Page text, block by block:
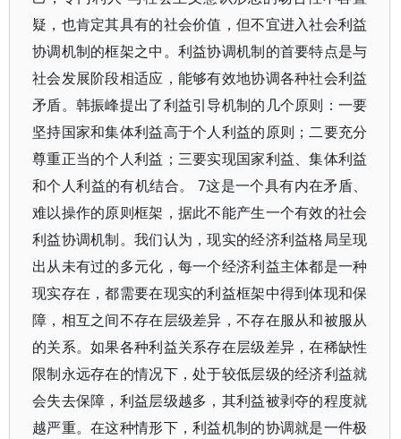
疑，也肯定其具有的社会价值，但不宜进入社会利益
协调机制的框架之中。利益协调机制的首要特点是与
社会发展阶段相适应，能够有效地协调各种社会利益
矛盾。韩振峰提出了利益引导机制的几个原则：一要
坚持国家和集体利益高于个人利益的原则；二要充分
尊重正当的个人利益；三要实现国家利益、集体利益
和个人利益的有机结合。 7这是一个具有内在矛盾、
难以操作的原则框架，据此不能产生一个有效的社会
利益协调机制。我们认为，现实的经济利益格局呈现
出从未有过的多元化，每一个经济利益主体都是一种
现实存在，都需要在现实的利益框架中得到体现和保
障，相互之间不存在层级差异，不存在服从和被服从
的关系。如果各种利益关系存在层级差异，在稀缺性
限制永远存在的情况下，处于较低层级的经济利益就
会失去保障，利益层级越多，其利益被剥夺的程度就
越严重。在这种情形下，利益机制的协调就是一件极